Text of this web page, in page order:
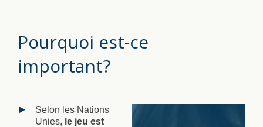
Pourquoi est-ce
important?
Selon les Nations
Unies, le jeu est